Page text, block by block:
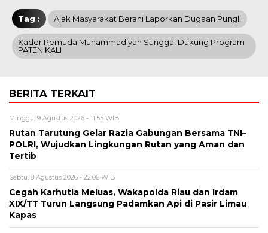
Tag : Ajak Masyarakat Berani Laporkan Dugaan Pungli
‎Kader Pemuda Muhammadiyah Sunggal Dukung Program
PATEN KALI
BERITA TERKAIT
Minggu, 9 Agustus 2026 - 11:55 WIB
Rutan Tarutung Gelar Razia Gabungan Bersama TNI–
POLRI, Wujudkan Lingkungan Rutan yang Aman dan
Tertib
Sabtu, 8 Agustus 2026 - 22:06 WIB
Cegah Karhutla Meluas, Wakapolda Riau dan Irdam
XIX/TT Turun Langsung Padamkan Api di Pasir Limau
Kapas